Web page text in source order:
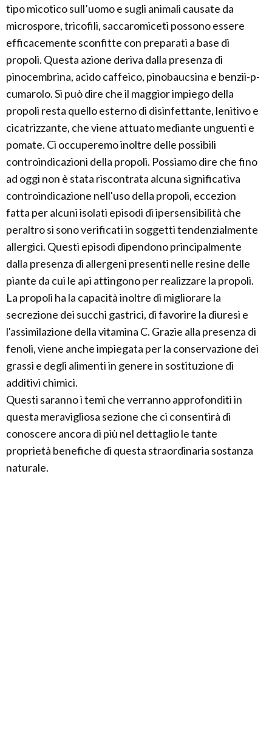
tipo micotico sull’uomo e sugli animali causate da
microspore, tricofili, saccaromiceti possono essere
efficacemente sconfitte con preparati a base di
propoli. Questa azione deriva dalla presenza di
pinocembrina, acido caffeico, pinobaucsina e benzii-p-
cumarolo. Si può dire che il maggior impiego della
propoli resta quello esterno di disinfettante, lenitivo e
cicatrizzante, che viene attuato mediante unguenti e
pomate. Ci occuperemo inoltre delle possibili
controindicazioni della propoli. Possiamo dire che fino
ad oggi non è stata riscontrata alcuna significativa
controindicazione nell'uso della propoli, eccezion
fatta per alcuni isolati episodi di ipersensibilità che
peraltro si sono verificati in soggetti tendenzialmente
allergici. Questi episodi dipendono principalmente
dalla presenza di allergeni presenti nelle resine delle
piante da cui le api attingono per realizzare la propoli.
La propoli ha la capacità inoltre di migliorare la
secrezione dei succhi gastrici, di favorire la diuresi e
l'assimilazione della vitamina C. Grazie alla presenza di
fenoli, viene anche impiegata per la conservazione dei
grassi e degli alimenti in genere in sostituzione di
additivi chimici.
Questi saranno i temi che verranno approfonditi in
questa meravigliosa sezione che ci consentirà di
conoscere ancora di più nel dettaglio le tante
proprietà benefiche di questa straordinaria sostanza
naturale.